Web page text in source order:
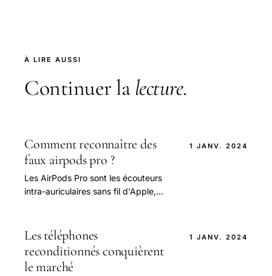
À LIRE AUSSI
Continuer la lecture.
Comment reconnaître des
faux airpods pro ?
Les AirPods Pro sont les écouteurs
intra-auriculaires sans fil d'Apple,
1 JANV. 2024
Les téléphones
reconditionnés conquièrent
le marché
1 JANV. 2024